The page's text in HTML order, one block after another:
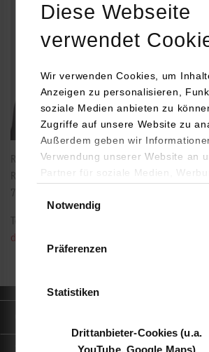
Diese Webseite
verwendet
Wir verwenden Cookies, um
Anzeigen zu personalisieren,
soziale Medien anbieten zu
Zugriffe auf unsere Website zu
Außerdem geben wir
Verwendung unserer Website an
Partner für soziale Medien,
YouTube, Google Maps) führen
Daten zusammen, die Sie ihnen
haben oder die sie im Rahmen
Notwendig
Präferenzen
Statistiken
Drittanbieter-Cookies (u.a.
YouTube, Google Maps)
Rotebühlstraße 131
Raum: 6.13
70197
deniz-ayce.polat@dhbw-stuttgart.de